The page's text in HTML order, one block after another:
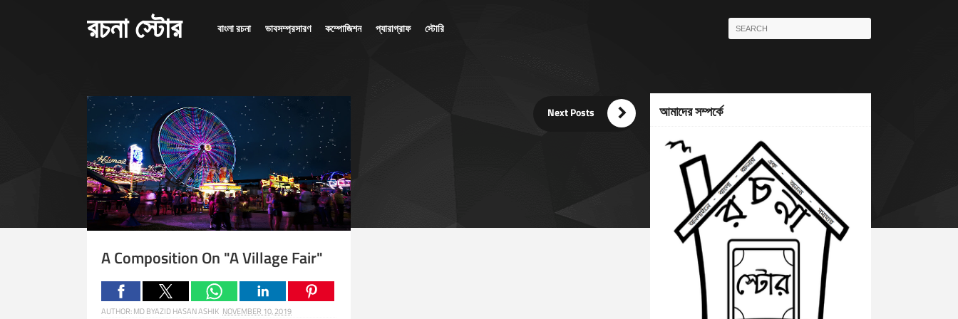
রচনা স্টোর বাংলা রচনা ভাবসম্প্রসারণ কম্পোজিশন প্যারাগ্রাফ স্টোরি
A Composition On "A Village Fair"
AUTHOR:MD BYAZID HASAN ASHIK NOVEMBER 10, 2019
Next Posts  আমাদের সম্পর্কে